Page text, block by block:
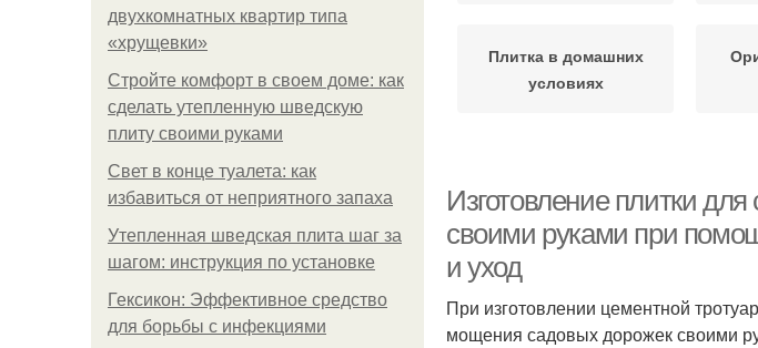
двухкомнатных квартир типа
«хрущевки»
Стройте комфорт в своем доме: как
сделать утепленную шведскую
плиту своими руками
Свет в конце туалета: как
избавиться от неприятного запаха
Утепленная шведская плита шаг за
шагом: инструкция по установке
Гексикон: Эффективное средство
для борьбы с инфекциями
Плитка в домашних
условиях
плитки
Изготовление плитки
своими руками при
и уход
При изготовлении цементной
мощения садовых дорожек своими